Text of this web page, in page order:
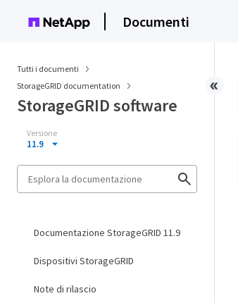
Documenti
Tutti i documenti
StorageGRID documentation
StorageGRID software
Versione
11.9
Documentazione StorageGRID 11.9
Dispositivi StorageGRID
Note di rilascio